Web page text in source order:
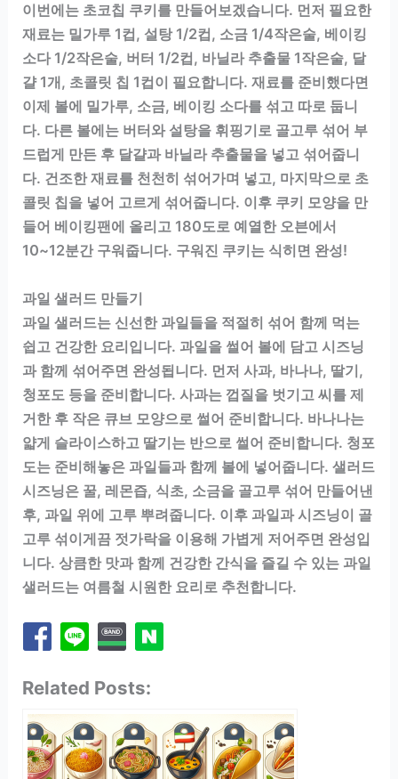
이번에는 초코칩 쿠키를 만들어보겠습니다. 먼저 필요한
재료는 밀가루 1컵, 설탕 1/2컵, 소금 1/4작은술, 베이킹
소다 1/2작은술, 버터 1/2컵, 바닐라 추출물 1작은술, 달
걀 1개, 초콜릿 칩 1컵이 필요합니다. 재료를 준비했다면
이제 볼에 밀가루, 소금, 베이킹 소다를 섞고 따로 둡니
다. 다른 볼에는 버터와 설탕을 휘핑기로 골고루 섞어 부
드럽게 만든 후 달걀과 바닐라 추출물을 넣고 섞어줍니
다. 건조한 재료를 천천히 섞어가며 넣고, 마지막으로 초
콜릿 칩을 넣어 고르게 섞어줍니다. 이후 쿠키 모양을 만
들어 베이킹팬에 올리고 180도로 예열한 오븐에서
10~12분간 구워줍니다. 구워진 쿠키는 식히면 완성!
과일 샐러드 만들기
과일 샐러드는 신선한 과일들을 적절히 섞어 함께 먹는
쉽고 건강한 요리입니다. 과일을 썰어 볼에 담고 시즈닝
과 함께 섞어주면 완성됩니다. 먼저 사과, 바나나, 딸기,
청포도 등을 준비합니다. 사과는 껍질을 벗기고 씨를 제
거한 후 작은 큐브 모양으로 썰어 준비합니다. 바나나는
얇게 슬라이스하고 딸기는 반으로 썰어 준비합니다. 청포
도는 준비해놓은 과일들과 함께 볼에 넣어줍니다. 샐러드
시즈닝은 꿀, 레몬즙, 식초, 소금을 골고루 섞어 만들어낸
후, 과일 위에 고루 뿌려줍니다. 이후 과일과 시즈닝이 골
고루 섞이게끔 젓가락을 이용해 가볍게 저어주면 완성입
니다. 상큼한 맛과 함께 건강한 간식을 즐길 수 있는 과일
샐러드는 여름철 시원한 요리로 추천합니다.
Related Posts: